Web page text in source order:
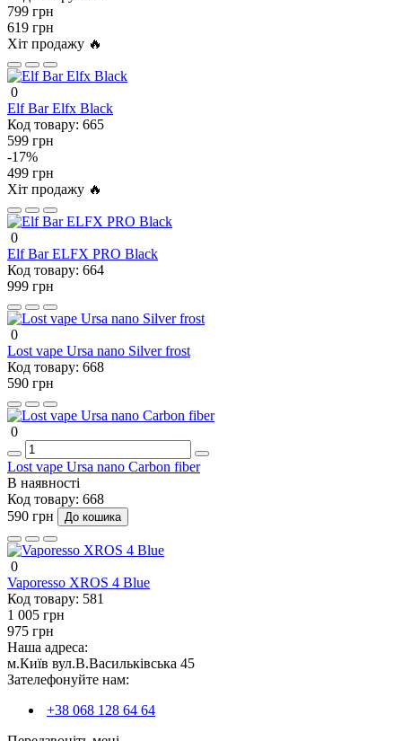
799 грн
619 грн
Хіт продажу 🔥
0
Elf Bar Elfx Black
Код товару: 665
599 грн
-17%
499 грн
Хіт продажу 🔥
0
Elf Bar ELFX PRO Black
Код товару: 664
999 грн
0
Lost vape Ursa nano Silver frost
Код товару: 668
590 грн
0
Lost vape Ursa nano Carbon fiber
В наявності
Код товару: 668
590 грн
До кошика
0
Vaporesso XROS 4 Blue
Код товару: 581
1 005 грн
975 грн
Наша адреса:
м.Київ вул.В.Васильківська 45
Зателефонуйте нам:
+38 068 128 64 64